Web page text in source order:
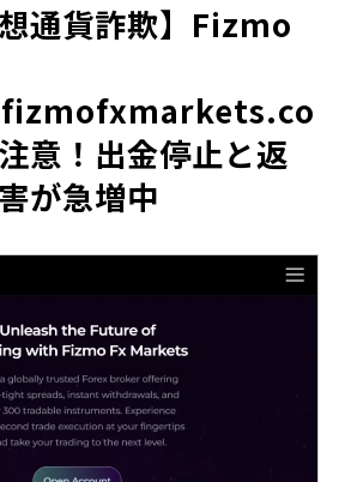
想通貨詐欺】Fizmo
意！出金停止と返
が急増中